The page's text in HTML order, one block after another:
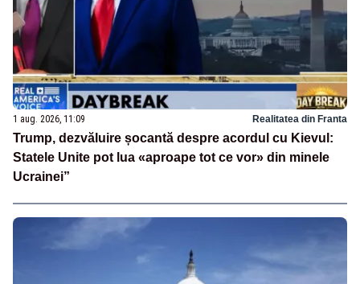
1 aug. 2026, 11:09 Realitatea din Franta
Trump, dezvăluire șocantă despre acordul cu Kievul:
Statele Unite pot lua «aproape tot ce vor» din minele
Ucrainei”